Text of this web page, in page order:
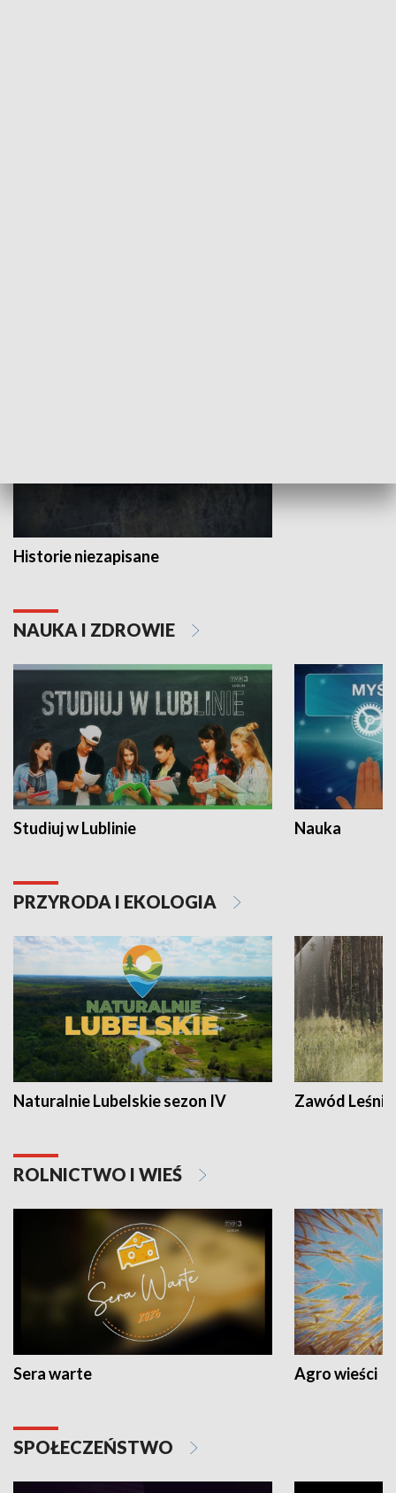
Historie niezapisane
NAUKA I ZDROWIE
Studiuj w Lublinie Nauka
PRZYRODA I EKOLOGIA
Naturalnie Lubelskie sezon IV Zawód Leśnik
ROLNICTWO I WIEŚ
Sera warte Agro wieści
SPOŁECZEŃSTWO